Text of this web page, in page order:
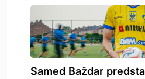
Samed Baždar